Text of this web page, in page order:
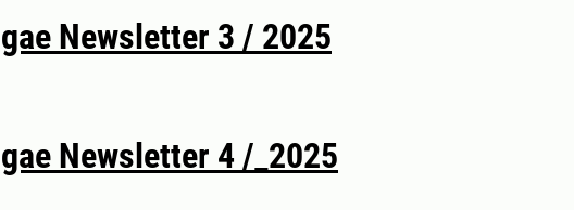
Newsletter 3 / 2025
Newsletter 4 /_2025